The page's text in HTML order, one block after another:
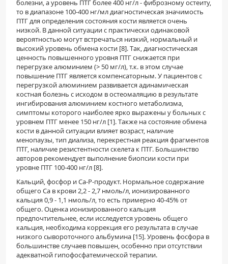
болезни, а уровень ПТГ более 400 нг/л - фиброзному остеиту,
то в диапазоне 100-400 нг/мл диагностическая значимость
ПТГ для определения состояния кости является очень
низкой. В данной ситуации с практически одинаковой
вероятностью могут встречаться низкий, нормальный и
высокий уровень обмена кости [8]. Так, диагностическая
ценность повышенного уровня ПТГ снижается при
перегрузке алюминием (> 50 мг/л), т.к. в этом случае
повышение ПТГ является компенсаторным. У пациентов с
перегрузкой алюминием развивается адинамическая
костная болезнь с исходом в остеомаляцию в результате
ингибирования алюминием костного метаболизма,
симптомы которого наиболее ярко выражены у больных с
уровнем ПТГ менее 150 нг/л [1]. Также на состояние обмена
кости в данной ситуации влияет возраст, наличие
менопаузы, тип диализа, перекрестная реакция фрагментов
ПТГ, наличие резистентности скелета к ПТГ. Большинство
авторов рекомендует выполнение биопсии кости при
уровне ПТГ 100-400 нг/л [8].
Кальций, фосфор и Са-Р-продукт. Нормальное содержание
общего Са в крови 2,2 - 2,7 нмоль/л, ионизированного
кальция 0,9 - 1,1 нмоль/л, то есть примерно 40-45% от
общего. Оценка ионизированного кальция
предпочтительнее, если исследуется уровень общего
кальция, необходима коррекция его результата в случае
низкого сывороточного альбумина [15]. Уровень фосфора в
большинстве случаев повышен, особенно при отсутствии
адекватной гипофосфатемической терапии.